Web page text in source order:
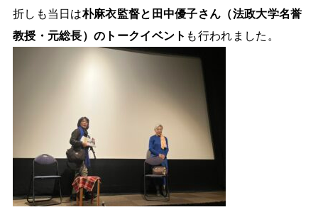
折しも当日は朴麻衣監督と田中優子さん（法政大学名誉
教授・元総長）のトークイベント も行われました。